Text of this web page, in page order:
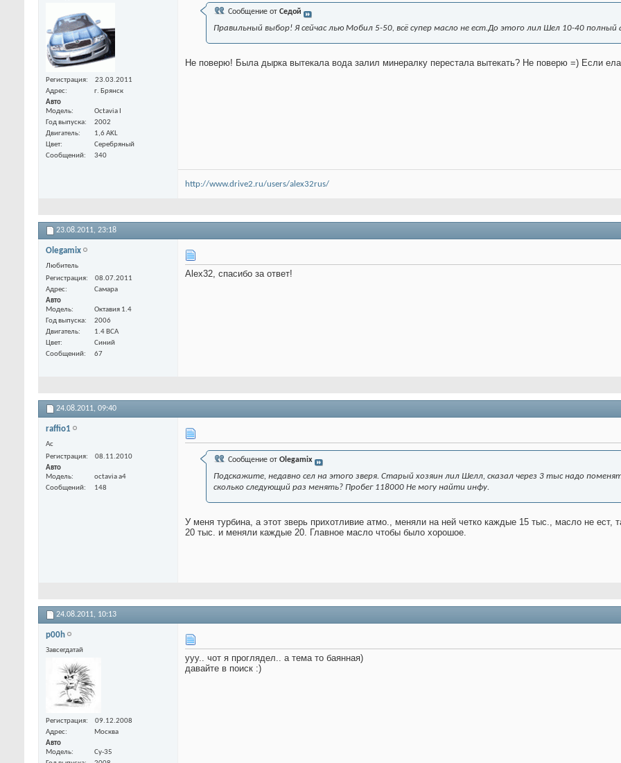
Регистрация
23.03.2011
Адрес
г. Брянск
Авто
Модель
Octavia I
Год выпуска
2002
Двигатель
1,6 AKL
Цвет
Серебряный
Сообщений
340
Сообщение от Седой
Правильный выбор! Я сейчас лью Мобил 5-50, всё супер масло не ест.До этого лил Шел 10-40
Не поверю! Была дырка вытекала вода залил минералку перестала вытекать? Не поверю =) Если
http://www.drive2.ru/users/alex32rus/
23.08.2011, 23:18
Olegamix
Любитель
Регистрация
08.07.2011
Адрес
Самара
Авто
Модель
Октавия 1.4
Год выпуска
2006
Двигатель
1.4 BCA
Цвет
Синий
Сообщений
67
Alex32, спасибо за ответ!
24.08.2011, 09:40
raffio1
Ас
Регистрация
08.11.2010
Авто
Модель
octavia а4
Сообщений
148
Сообщение от Olegamix
Подскажите, недавно сел на этого зверя. Старый хозяин лил Шелл, сказал через 3 тыс надо
сколько следующий раз менять? Пробег 118000 Не могу найти инфу.
У меня турбина, а этот зверь прихотливие атмо., меняли на ней четко каждые 15 тыс., масло не
20 тыс. и меняли каждые 20. Главное масло чтобы было хорошое.
24.08.2011, 10:13
p00h
Завсегдатай
Регистрация
09.12.2008
Адрес
Москва
Авто
Модель
Су-35
ууу.. чот я проглядел.. а тема то баянная)
давайте в поиск :)